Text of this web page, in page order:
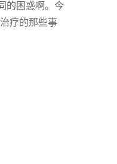
的困惑啊。今
疗的那些事